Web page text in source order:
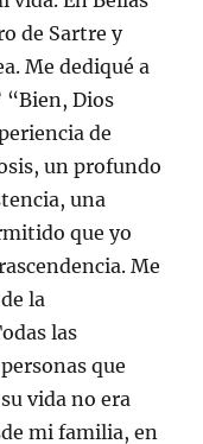
de Sartre y
Me dediqué a
Dios
de
un profundo
una
que yo
Me
la
las
que
vida no era
mi familia, en